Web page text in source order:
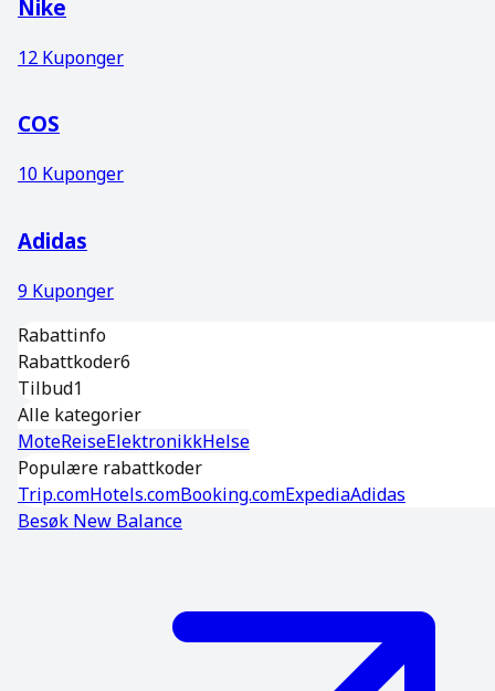
Nike
12 Kuponger
COS
10 Kuponger
Adidas
9 Kuponger
Rabattinfo
Rabattkoder6
Tilbud1
Alle kategorier
MoteReiseElektronikkHelse
Populære rabattkoder
Trip.comHotels.comBooking.comExpediaAdidas
Besøk New Balance